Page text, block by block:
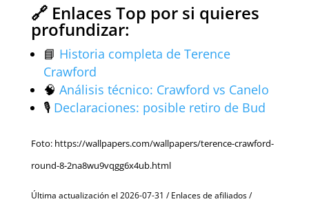
🔗 Enlaces Top por si quieres
profundizar:
📘 Historia completa de Terence
Crawford
🧠 Análisis técnico: Crawford vs Canelo
🎙️ Declaraciones: posible retiro de Bud
Foto: https://wallpapers.com/wallpapers/terence-crawford-
round-8-2na8wu9vqgg6x4ub.html
Última actualización el 2026-07-31 / Enlaces de afiliados /